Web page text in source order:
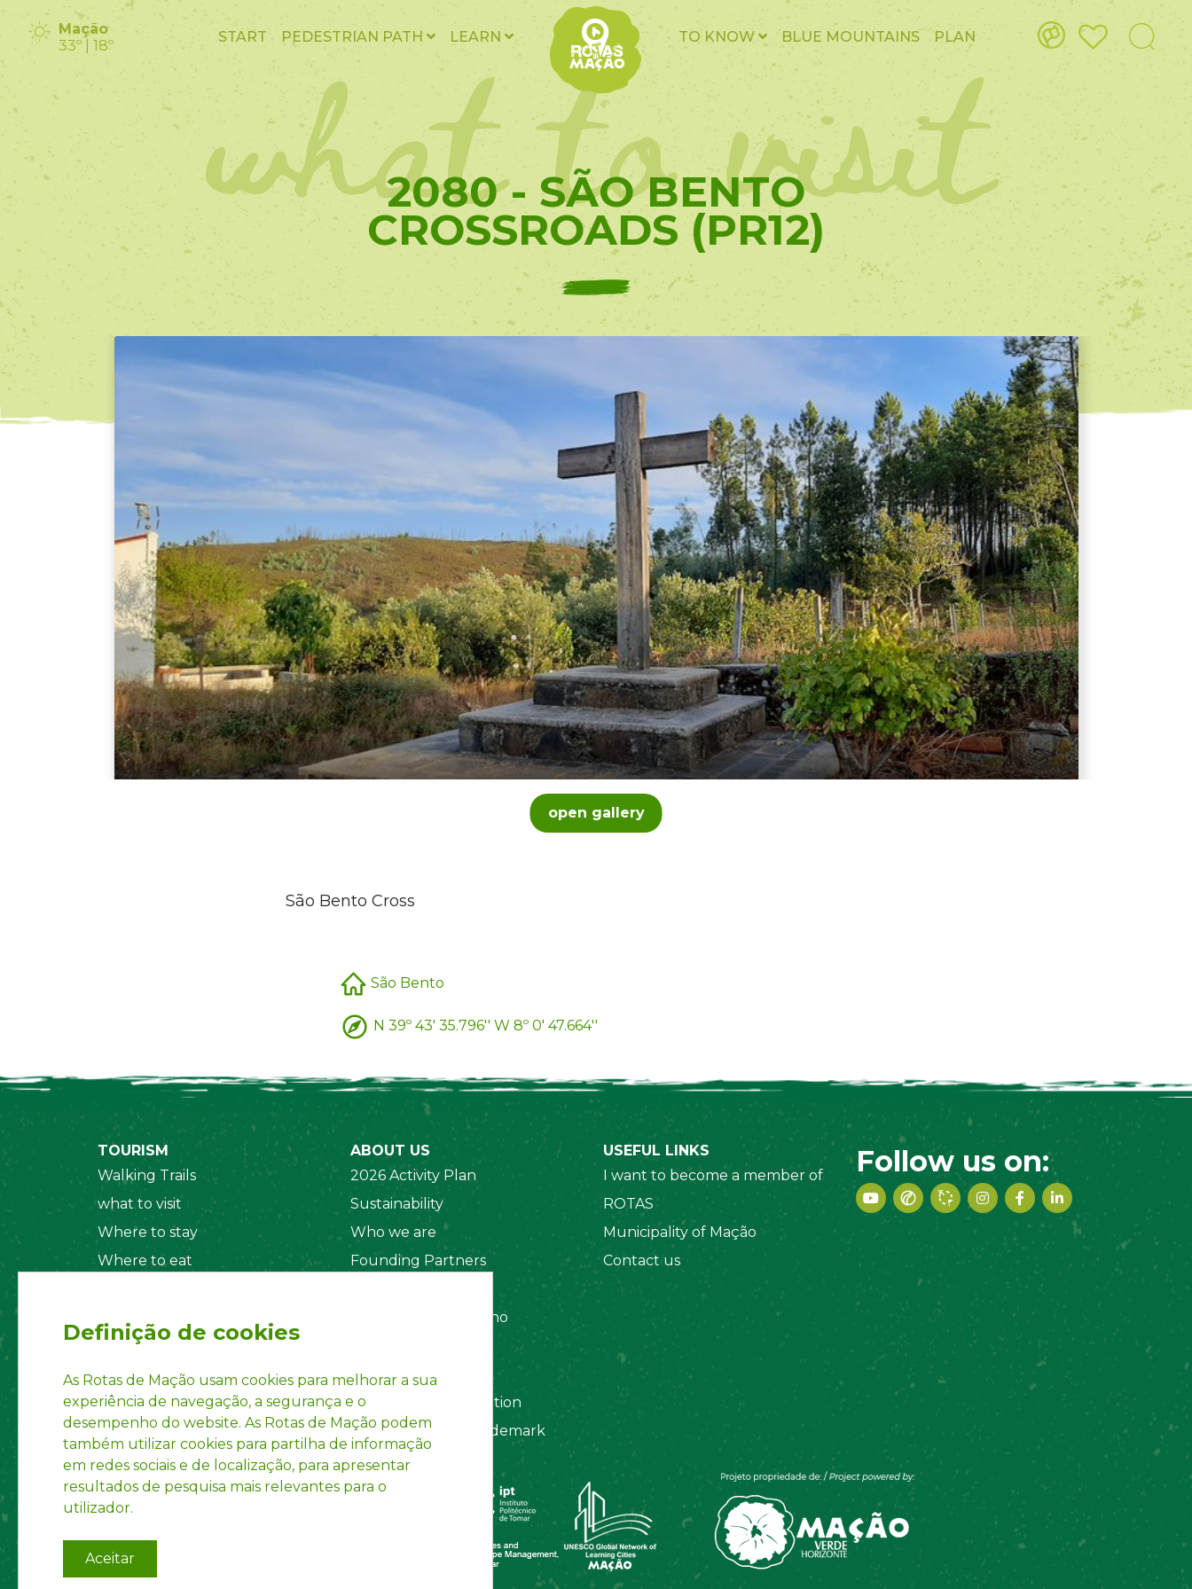
Mação
33º | 18º
START PEDESTRIAN PATH LEARN TO KNOW BLUE MOUNTAINS PLAN
what to visit
2080 - SÃO BENTO
CROSSROADS (PR12)
open gallery
São Bento Cross
São Bento
N 39º 43' 35.796'' W 8º 0' 47.664''
TOURISM
Walking Trails
what to visit
Where to stay
Where to eat
ABOUT US
2026 Activity Plan
Sustainability
Who we are
Founding Partners
Regulamento Interno
Privacy Policy
Accounting Information
INPI Registered Trademark
USEFUL LINKS
I want to become a member of
ROTAS
Municipality of Mação
Contact us
Follow us on:
Definição de cookies
As Rotas de Mação usam cookies para melhorar a sua
experiência de navegação, a segurança e o
desempenho do website. As Rotas de Mação podem
também utilizar cookies para partilha de informação
em redes sociais e de localização, para apresentar
resultados de pesquisa mais relevantes para o
utilizador.
Aceitar